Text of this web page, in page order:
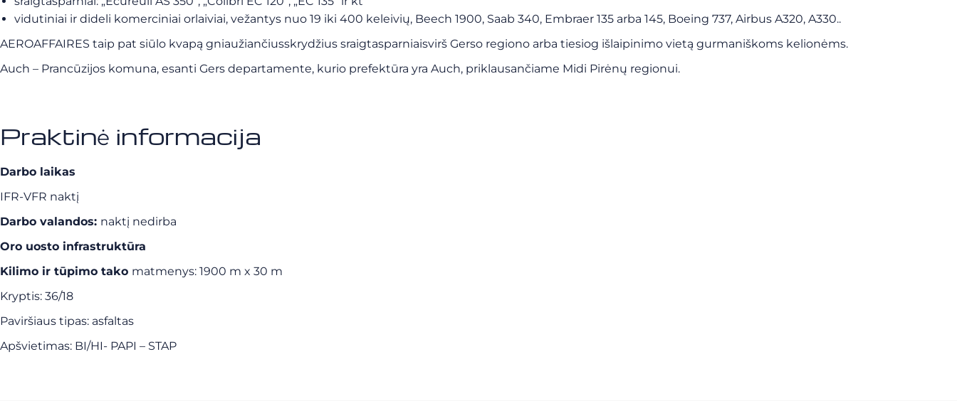
vidutiniai ir dideli komerciniai orlaiviai, vežantys nuo 19 iki 400 keleivių, Beech 1900, Saab 340, Embraer 135 arba 145, Boeing 737, Airbus A320, A330..
AEROAFFAIRES taip pat siūlo kvapą gniaužiančiusskrydžius sraigtasparniaisvirš Gerso regiono arba tiesiog išlaipinimo vietą gurmaniškoms kelionėms.
Auch – Prancūzijos komuna, esanti Gers departamente, kurio prefektūra yra Auch, priklausančiame Midi Pirėnų regionui.
Praktinė informacija
Darbo laikas
IFR-VFR naktį
Darbo valandos: naktį nedirba
Oro uosto infrastruktūra
Kilimo ir tūpimo tako matmenys: 1900 m x 30 m
Kryptis: 36/18
Paviršiaus tipas: asfaltas
Apšvietimas: BI/HI- PAPI – STAP